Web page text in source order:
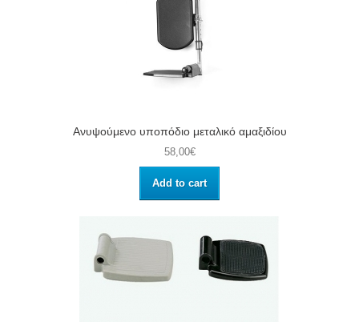
Ανυψούμενο υποπόδιο μεταλικό αμαξιδίου
58,00€
Add to cart